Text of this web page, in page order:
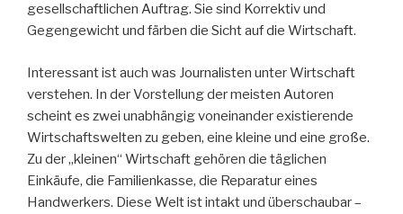
gesellschaftlichen Auftrag. Sie sind Korrektiv und
Gegengewicht und färben die Sicht auf die Wirtschaft.
Interessant ist auch was Journalisten unter Wirtschaft
verstehen. In der Vorstellung der meisten Autoren
scheint es zwei unabhängig voneinander existierende
Wirtschaftswelten zu geben, eine kleine und eine große.
Zu der „kleinen“ Wirtschaft gehören die täglichen
Einkäufe, die Familienkasse, die Reparatur eines
Handwerkers. Diese Welt ist intakt und überschaubar –